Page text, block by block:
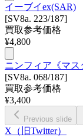
イーブイex(SAR)
[SV8a. 223/187]
買取参考価格
¥4,800
ニンフィア《マス
[SV8a. 068/187]
買取参考価格
¥3,400
Previous slide
X（旧Twitter）